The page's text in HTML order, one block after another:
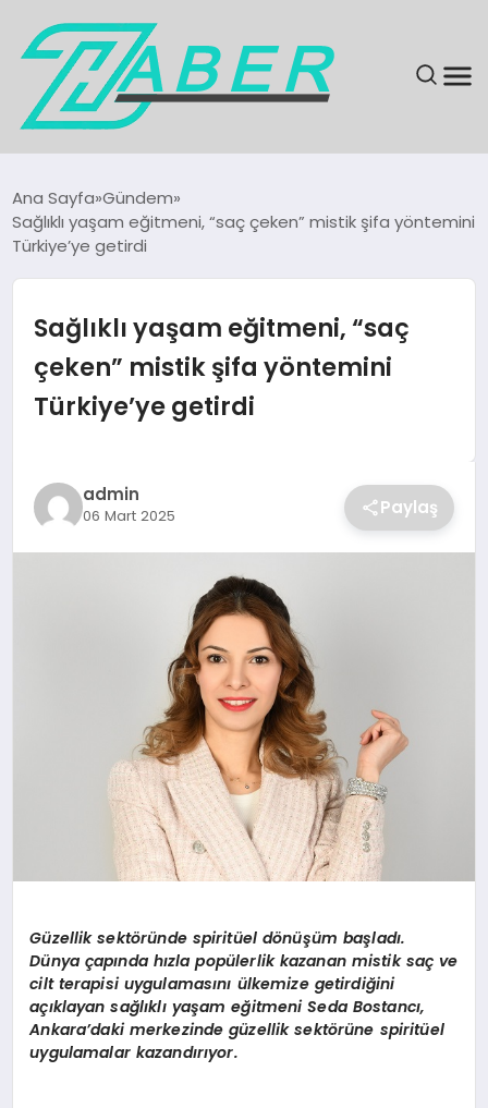
GÜNDEM
MAGAZIN
EĞITIM
SAĞLIK
Ana Sayfa Gündem
Sağlıklı yaşam eğitmeni, “saç çeken” mistik şifa yöntemini
Türkiye’ye getirdi
Sağlıklı yaşam eğitmeni, “saç
çeken” mistik şifa yöntemini
Türkiye’ye getirdi
admin
06 Mart 2025 Paylaş
Güzellik sektöründe spiritüel dönüşüm başladı.
Dünya çapında hızla popülerlik kazanan mistik saç ve
cilt terapisi uygulamasını ülkemize getirdiğini
açıklayan sağlıklı yaşam eğitmeni Seda Bostancı,
Ankara’daki merkezinde güzellik sektörüne spiritüel
uygulamalar kazandırıyor.